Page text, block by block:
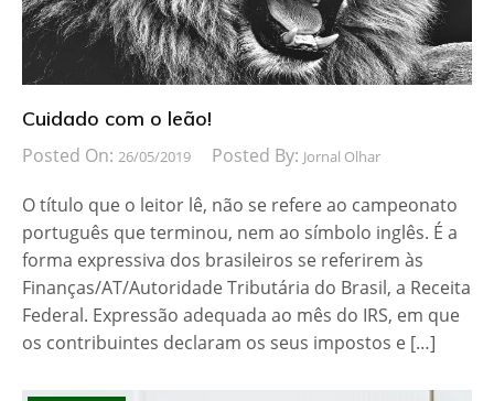
Cuidado com o leão!
Posted On: 26/05/2019 Posted By: Jornal Olhar
O título que o leitor lê, não se refere ao campeonato
português que terminou, nem ao símbolo inglês. É a
forma expressiva dos brasileiros se referirem às
Finanças/AT/Autoridade Tributária do Brasil, a Receita
Federal. Expressão adequada ao mês do IRS, em que
os contribuintes declaram os seus impostos e […]